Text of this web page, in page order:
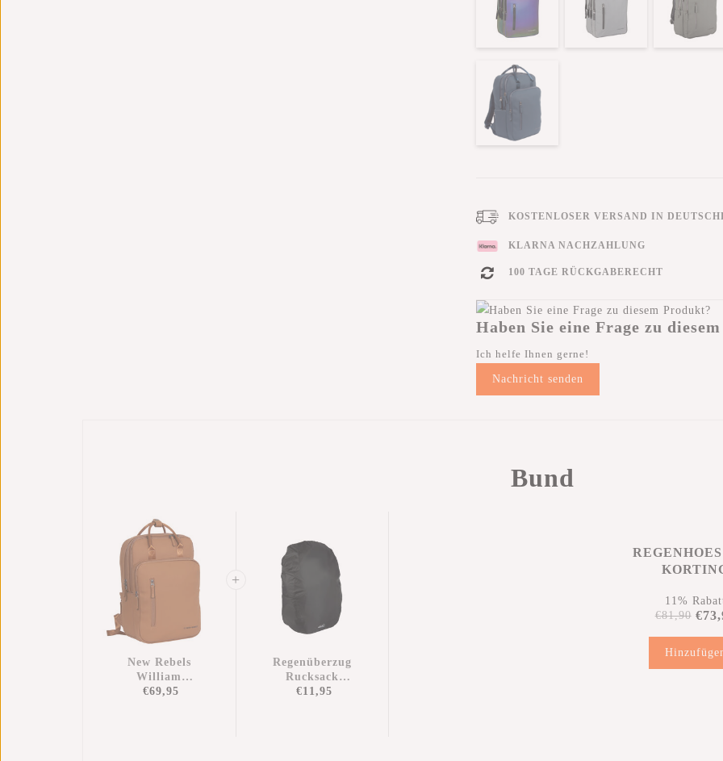
KOSTENLOSER VERSAND IN
KLARNA NACHZAHLUNG
100 TAGE RÜCKGABERECHT
Haben Sie eine Frage zu
Ich helfe Ihnen gerne!
Nachricht senden
Bund
New Rebels
William
Milwaukee
€69,95
Regenüberzug
Rucksack
Wasserdicht
€11,95
11%
€81,90